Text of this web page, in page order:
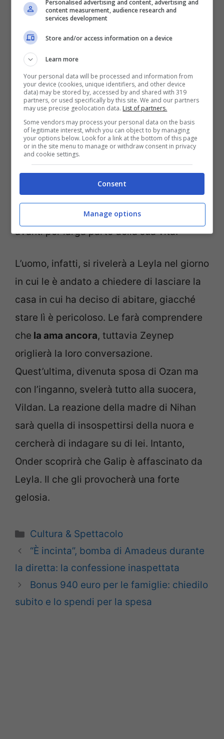
Endless Love: Onder cambia idea (Mediaset Infinity) –
Ascoli.cityrumors.it
Onder, fortunatamente, riesce a uscire
dall’ospedale, ma non totalmente illeso.
Certamente, però, è in grado di camminare
e ragionare come quando era in forma e
ciò gli permetterà di vedere la situazione
che si è venuta a creare da un altro punto
di vista. Inoltre, Ozannon riuscirà più a
nascondere un sentimentoche ha portato
avanti per larga parte della sua vita.
L’uomo, infatti, si rivelerà a Leyla nel giorno
in cui le è andato a chiedere di lasciare la
casa in cui ha deciso di abitare, giacché
stare lì è pericoloso. Le farà comprendere
che la ama ancora, tuttavia Zeynep
origlierà la loro conversazione.
Quest’ultima, divenuta sposa di Ozan ma
con l’inganno, svelerà tutto alla suocera,
Vildan. La reazione della madre di Nihan
sarà quella di insospettirsi della nuora e
cercherà di indagare su di lei. Intanto,
Onder scoprirà che Galip è affascinato da
Leyla. Il che gli provocherà una forte
gelosia.
Categorie
Cultura & Spettacolo
“È incinta”, bomba di Amadeus durante
la diretta: la confessione inaspettata
Bonus 940 euro per le famiglie: chiedilo
subito e lo spendi per la spesa
Personalised advertising and content, advertising and
content measurement, audience research and
services development
Store and/or access information on a device
Learn more
Your personal data will be processed and information from
your device (cookies, unique identifiers, and other device
data) may be stored by, accessed by and shared with 319
partners, or used specifically by this site. We and our partners
may use precise geolocation data. List of partners.
Some vendors may process your personal data on the basis
of legitimate interest, which you can object to by managing
your options below. Look for a link at the bottom of this page
or in the site menu to manage or withdraw consent in privacy
and cookie settings.
Consent
Manage options